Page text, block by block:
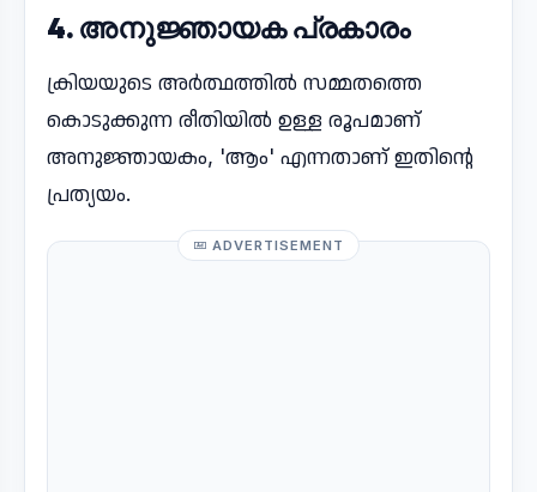
4. അനുജ്ഞായക പ്രകാരം
ക്രിയയുടെ അർത്ഥത്തിൽ സമ്മതത്തെ
കൊടുക്കുന്ന രീതിയിൽ ഉള്ള രൂപമാണ്
അനുജ്ഞായകം, 'ആം' എന്നതാണ് ഇതിന്റെ
പ്രത്യയം.
ADVERTISEMENT